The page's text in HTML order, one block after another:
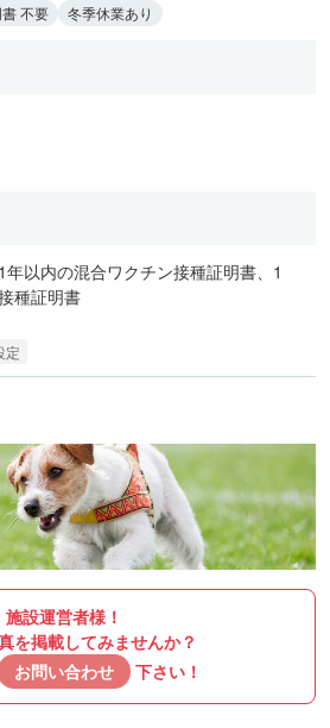
不要 冬季休業あり
年以内の混合ワクチン接種証明書、1
種証明書
定
施設運営者様！
を掲載してみませんか？
お問い合わせ 下さい！